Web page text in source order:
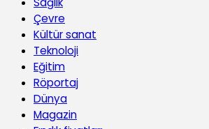
Çevre
Kültür sanat
Teknoloji
Eğitim
Röportaj
Dünya
Magazin